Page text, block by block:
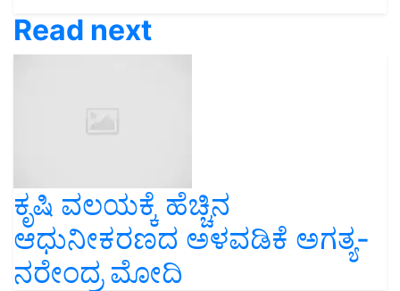
Read next
ಕೃಷಿ ವಲಯಕ್ಕೆ ಹೆಚ್ಚಿನ
ಆಧುನೀಕರಣದ ಅಳವಡಿಕೆ ಅಗತ್ಯ-
ನರೇಂದ್ರ ಮೋದಿ